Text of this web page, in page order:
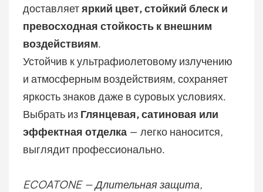
доставляетяркий цвет, стойкий блеск и
превосходная стойкость к внешним
воздействиям.
Устойчив к ультрафиолетовому излучению
и атмосферным воздействиям, сохраняет
яркость знаков даже в суровых условиях.
Выбрать из Глянцевая, сатиновая или
эффектная отделка — легко наносится,
выглядит профессионально.
ECOATONE — Длительная защита,